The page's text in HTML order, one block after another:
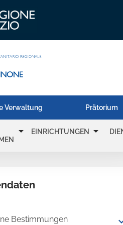
Verwaltung Prätorium
arrow_drop_down EINRICHTUNGEN arrow_drop_down
Bestimmungen